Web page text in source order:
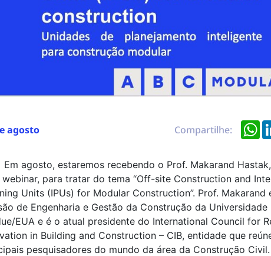
agosto Compartilhe:
agosto, estaremos recebendo o Prof. Makarand Hastak,
webinar, para tratar do tema “Off-site Construction and
Units (IPUs) for Modular Construction”. Prof. Makarand
de Engenharia e Gestão da Construção da Universidade
EUA e é o atual presidente do International Council for
in Building and Construction – CIB, entidade que
pesquisadores do mundo da área da Construção Civil.